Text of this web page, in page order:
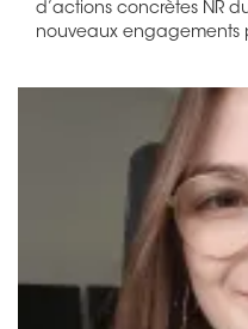
d’actions concrètes NR
nouveaux engagements